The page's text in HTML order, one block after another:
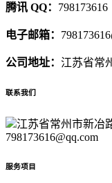
腾讯 QQ： 798173616
电子邮箱：
公司地址： 江苏省常
联系我们
江苏省常州市新冶
798173616@qq.com
服务项目